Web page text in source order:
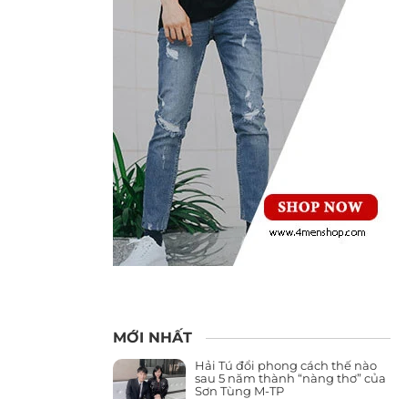
MỚI NHẤT
Hải Tú đổi phong cách thế nào
sau 5 năm thành “nàng thơ” của
Sơn Tùng M-TP